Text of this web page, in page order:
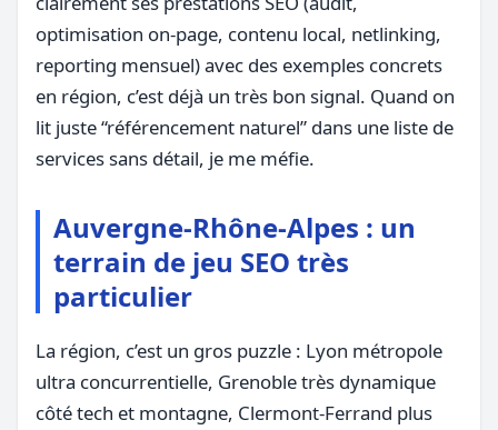
optimisation on-page, contenu local, netlinking,
reporting mensuel) avec des exemples concrets
en région, c’est déjà un très bon signal. Quand on
lit juste “référencement naturel” dans une liste de
services sans détail, je me méfie.
Auvergne-Rhône-Alpes : un
terrain de jeu SEO très
particulier
La région, c’est un gros puzzle : Lyon métropole
ultra concurrentielle, Grenoble très dynamique
côté tech et montagne, Clermont-Ferrand plus